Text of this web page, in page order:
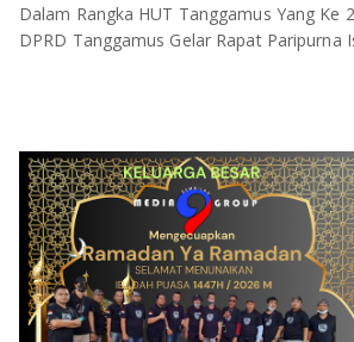
Dalam Rangka HUT Tanggamus Yang Ke
DPRD Tanggamus Gelar Rapat Paripurna